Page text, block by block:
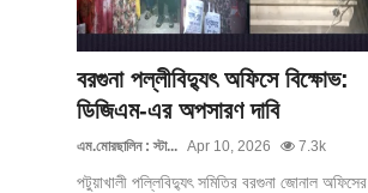
বরগুনা পল্লীবিদ্যুৎ অফিসে বিক্ষোভ:
ডিজিএম-এর অপসারণ দাবি
এম.মোরছালিন : স্টা... Apr 10, 2026 7.3k
পটুয়াখালী পল্লিবিদ্যুৎ সমিতির বরগুনা জোনাল অফিসের